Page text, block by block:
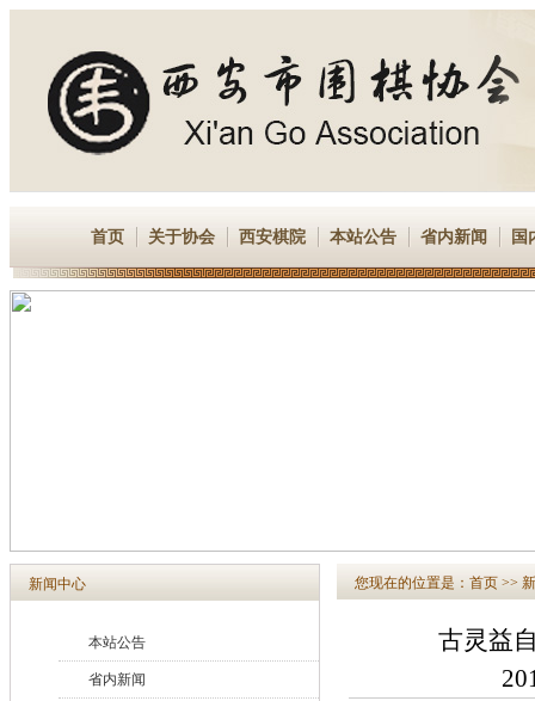
首页 关于协会 西安棋院 本站公告 省内新闻 国
新闻中心
本站公告
省内新闻
您现在的位置是： 首页 >>
古灵益